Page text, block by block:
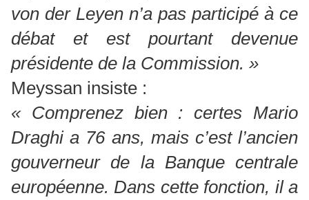
von der Leyen n’a pas participé à ce
débat et est pourtant devenue
présidente de la Commission. »
Meyssan insiste :
« Comprenez bien : certes Mario
Draghi a 76 ans, mais c’est l’ancien
gouverneur de la Banque centrale
européenne. Dans cette fonction, il a